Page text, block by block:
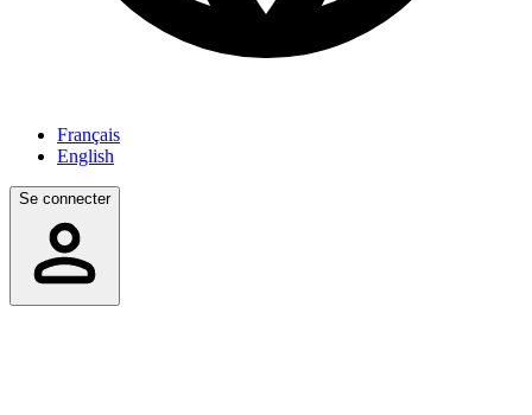
Français
English
Se connecter